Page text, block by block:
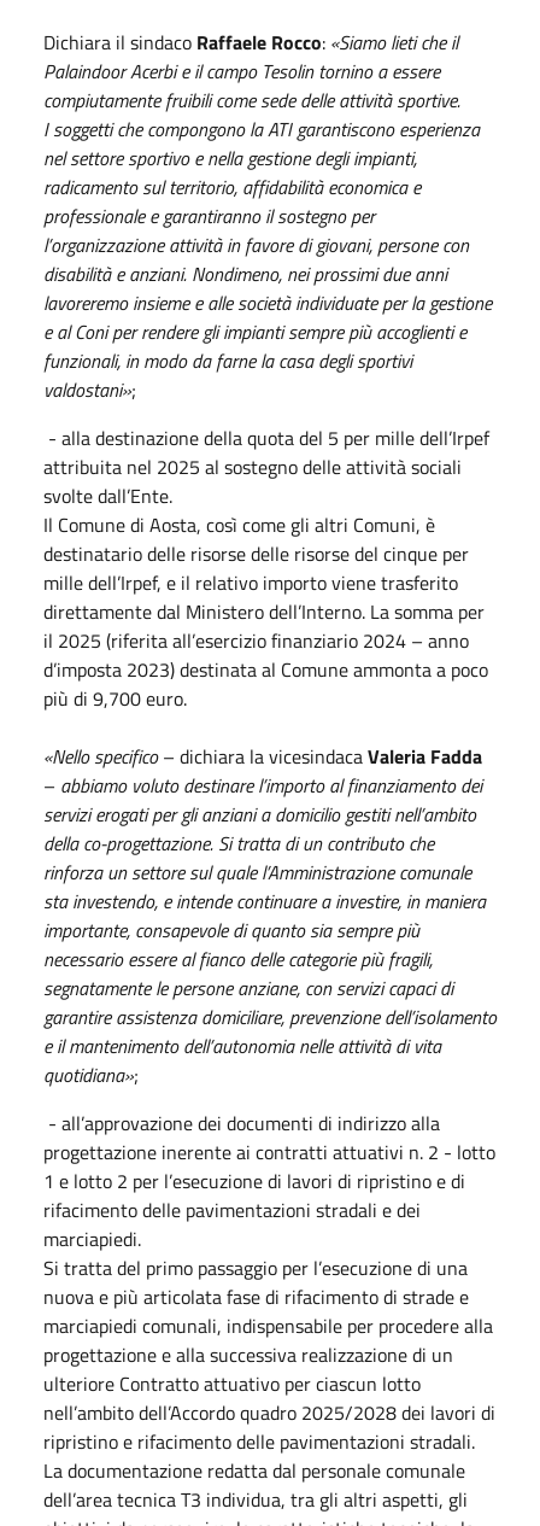
Dichiara il sindaco Raffaele Rocco: «Siamo lieti che il
Palaindoor Acerbi e il campo Tesolin tornino a essere
compiutamente fruibili come sede delle attività sportive.
I soggetti che compongono la ATI garantiscono esperienza
nel settore sportivo e nella gestione degli impianti,
radicamento sul territorio, affidabilità economica e
professionale e garantiranno il sostegno per
l’organizzazione attività in favore di giovani, persone con
disabilità e anziani. Nondimeno, nei prossimi due anni
lavoreremo insieme e alle società individuate per la gestione
e al Coni per rendere gli impianti sempre più accoglienti e
funzionali, in modo da farne la casa degli sportivi
valdostani»;
- alla destinazione della quota del 5 per mille dell’Irpef
attribuita nel 2025 al sostegno delle attività sociali
svolte dall’Ente.
Il Comune di Aosta, così come gli altri Comuni, è
destinatario delle risorse delle risorse del cinque per
mille dell’Irpef, e il relativo importo viene trasferito
direttamente dal Ministero dell’Interno. La somma per
il 2025 (riferita all’esercizio finanziario 2024 – anno
d’imposta 2023) destinata al Comune ammonta a poco
più di 9,700 euro.
«Nello specifico– dichiara la vicesindacaValeria Fadda
– abbiamo voluto destinare l’importo al finanziamento dei
servizi erogati per gli anziani a domicilio gestiti nell’ambito
della co-progettazione. Si tratta di un contributo che
rinforza un settore sul quale l’Amministrazione comunale
sta investendo, e intende continuare a investire, in maniera
importante, consapevole di quanto sia sempre più
necessario essere al fianco delle categorie più fragili,
segnatamente le persone anziane, con servizi capaci di
garantire assistenza domiciliare, prevenzione dell’isolamento
e il mantenimento dell’autonomia nelle attività di vita
quotidiana»;
- all’approvazione dei documenti di indirizzo alla
progettazione inerente ai contratti attuativi n. 2 - lotto
1 e lotto 2 per l’esecuzione di lavori di ripristino e di
rifacimento delle pavimentazioni stradali e dei
marciapiedi.
Si tratta del primo passaggio per l’esecuzione di una
nuova e più articolata fase di rifacimento di strade e
marciapiedi comunali, indispensabile per procedere alla
progettazione e alla successiva realizzazione di un
ulteriore Contratto attuativo per ciascun lotto
nell’ambito dell’Accordo quadro 2025/2028 dei lavori di
ripristino e rifacimento delle pavimentazioni stradali.
La documentazione redatta dal personale comunale
dell’area tecnica T3 individua, tra gli altri aspetti, gli